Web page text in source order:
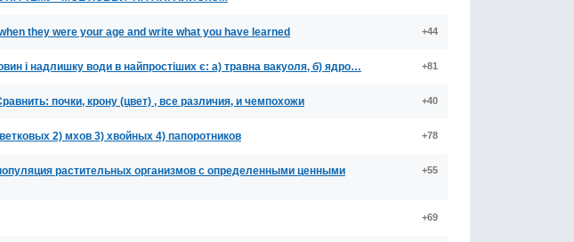
they were your age and write what you have learned +44
і надлишку води в найпростіших є: а) травна вакуоля, б) ядро… +81
почки, крону (цвет) , все различия, и чемпохожи +40
2) мхов 3) хвойных 4) папоротников +78
растительных организмов с определенными ценными
+55
+69